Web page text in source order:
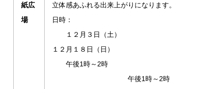
紙広
場
立体感あふれる出来上がりになります。
日時：
１２月３日（土）
１２月１８日（日）
午後1時～2時
午後1時～2時